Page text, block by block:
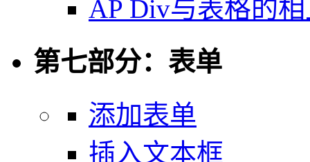
AP Div与表格的
第七部分：表单
添加表单
插入文本框